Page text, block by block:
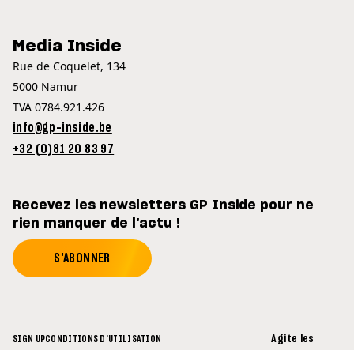
Media Inside
Rue de Coquelet, 134
5000 Namur
TVA 0784.921.426
info@gp-inside.be
+32 (0)81 20 83 97
Recevez les newsletters GP Inside pour ne
rien manquer de l'actu !
S'ABONNER
SIGN UPCONDITIONS D'UTILISATION Agite les